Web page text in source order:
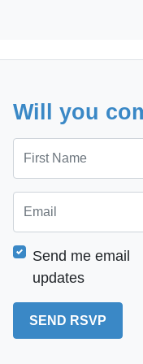
Will you
Send me email
updates